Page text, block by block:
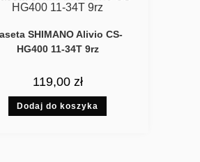
SHIMANO Alivio CS-
HG400 11-34T 9rz
119,00 zł
Dodaj do koszyka